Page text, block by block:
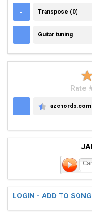
- TRANSPOSE (0)
Transpose (0)
- GUITAR TUNING
Guitar tuning
Rate
-
azchords.com
LOGIN - ADD TO